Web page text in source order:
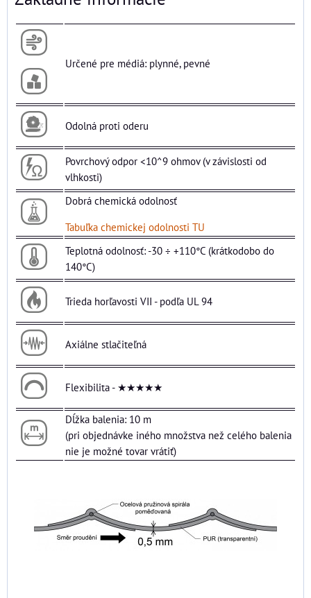
Určené pre médiá: plynné, pevné
Odolná proti oderu
Povrchový odpor <10^9 ohmov (v závislosti od
vlhkosti)
Dobrá chemická odolnosť
Tabuľka chemickej odolnosti TU
Teplotná odolnosť: -30 ÷ +110°C (krátkodobo do
140°C)
Trieda horľavosti VII - podľa UL 94
Axiálne stlačiteľná
Flexibilita - ★★★★★
Dĺžka balenia: 10 m
(pri objednávke iného množstva než celého balenia
nie je možné tovar vrátiť)